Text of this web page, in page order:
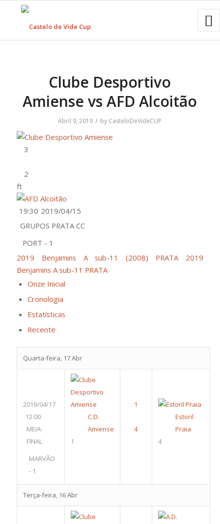
Clube Desportivo
Amiense vs AFD Alcoitão
Abril 9, 2019 / by CasteloDeVideCUP
ft
2019/04/15
19:30
GRUPOS PRATA CC
PORT - 1
2019 Benjamins A sub-11 (2008) PRATA
2019
Benjamins A sub-11 PRATA
Onze Inicial
Cronologia
Estatísticas
Recente
Quarta-feira, 17 Abr
2019/04/17
12:00
MEIA-
FINAL
MARVÃO
- 1
C.D.
Amiense
1
Estoril
Praia
4
Terça-feira, 16 Abr